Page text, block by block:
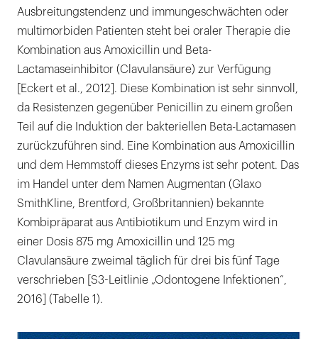
Ausbreitungstendenz und immungeschwächten oder
multimorbiden Patienten steht bei oraler Therapie die
Kombination aus Amoxicillin und Beta-
Lactamaseinhibitor (Clavulansäure) zur Verfügung
[Eckert et al., 2012]. Diese Kombination ist sehr sinnvoll,
da Resistenzen gegenüber Penicillin zu einem großen
Teil auf die Induktion der bakteriellen Beta-Lactamasen
zurückzuführen sind. Eine Kombination aus Amoxicillin
und dem Hemmstoff dieses Enzyms ist sehr potent. Das
im Handel unter dem Namen Augmentan (Glaxo
SmithKline, Brentford, Großbritannien) bekannte
Kombipräparat aus Antibiotikum und Enzym wird in
einer Dosis 875 mg Amoxicillin und 125 mg
Clavulansäure zweimal täglich für drei bis fünf Tage
verschrieben [S3-Leitlinie „Odontogene Infektionen“,
2016] (Tabelle 1).